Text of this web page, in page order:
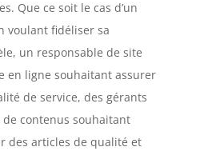
Que ce soit le cas d’un
voulant fidéliser sa
un responsable de site
en ligne souhaitant assurer
de service, des gérants
de contenus souhaitant
des articles de qualité et